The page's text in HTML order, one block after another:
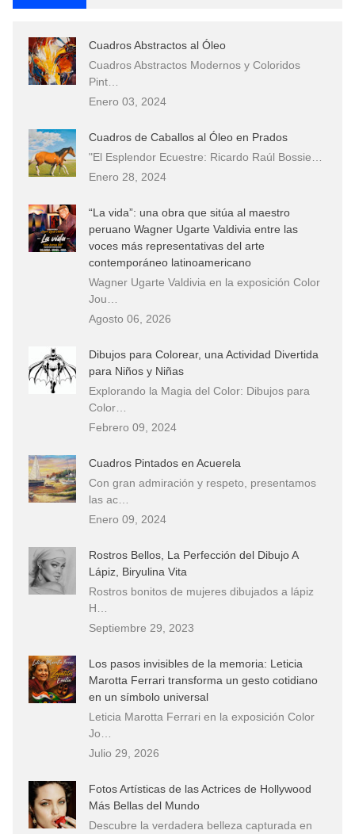
Cuadros Abstractos al Óleo
Cuadros Abstractos Modernos y Coloridos
Pint…
Enero 03, 2024
Cuadros de Caballos al Óleo en Prados
"El Esplendor Ecuestre: Ricardo Raúl Bossie…
Enero 28, 2024
“La vida”: una obra que sitúa al maestro
peruano Wagner Ugarte Valdivia entre las
voces más representativas del arte
contemporáneo latinoamericano
Wagner Ugarte Valdivia en la exposición Color
Jou…
Agosto 06, 2026
Dibujos para Colorear, una Actividad Divertida
para Niños y Niñas
Explorando la Magia del Color: Dibujos para
Color…
Febrero 09, 2024
Cuadros Pintados en Acuerela
Con gran admiración y respeto, presentamos
las ac…
Enero 09, 2024
Rostros Bellos, La Perfección del Dibujo A
Lápiz, Biryulina Vita
Rostros bonitos de mujeres dibujados a lápiz
H…
Septiembre 29, 2023
Los pasos invisibles de la memoria: Leticia
Marotta Ferrari transforma un gesto cotidiano
en un símbolo universal
Leticia Marotta Ferrari en la exposición Color
Jo…
Julio 29, 2026
Fotos Artísticas de las Actrices de Hollywood
Más Bellas del Mundo
Descubre la verdadera belleza capturada en